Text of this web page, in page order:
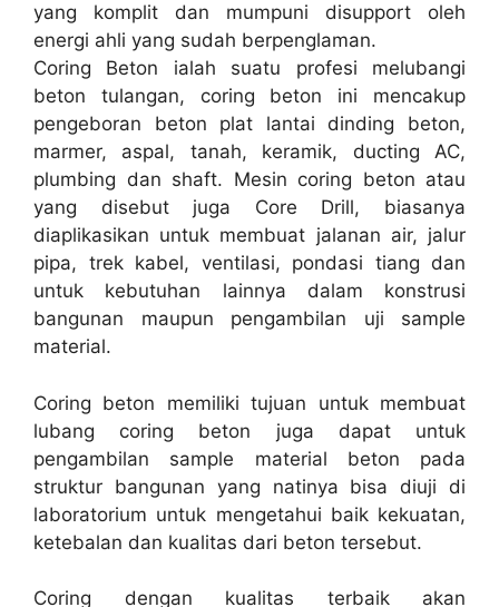
yang komplit dan mumpuni disupport oleh
energi ahli yang sudah berpenglaman.
Coring Beton ialah suatu profesi melubangi
beton tulangan, coring beton ini mencakup
pengeboran beton plat lantai dinding beton,
marmer, aspal, tanah, keramik, ducting AC,
plumbing dan shaft. Mesin coring beton atau
yang disebut juga Core Drill, biasanya
diaplikasikan untuk membuat jalanan air, jalur
pipa, trek kabel, ventilasi, pondasi tiang dan
untuk kebutuhan lainnya dalam konstrusi
bangunan maupun pengambilan uji sample
material.
Coring beton memiliki tujuan untuk membuat
lubang coring beton juga dapat untuk
pengambilan sample material beton pada
struktur bangunan yang natinya bisa diuji di
laboratorium untuk mengetahui baik kekuatan,
ketebalan dan kualitas dari beton tersebut.
Coring dengan kualitas terbaik akan